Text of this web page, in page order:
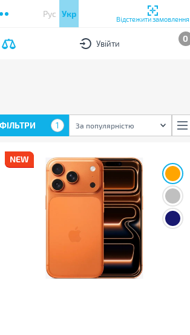
Рус Укр
Відстежити замовлення
Увійти 0
ФІЛЬТРИ 1 За популярністю